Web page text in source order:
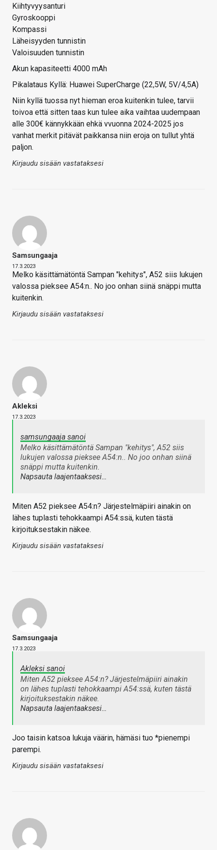
Kiihtyvyysanturi
Gyroskooppi
Kompassi
Läheisyyden tunnistin
Valoisuuden tunnistin
Akun kapasiteetti 4000 mAh
Pikalataus Kyllä: Huawei SuperCharge (22,5W, 5V/4,5A)
Niin kyllä tuossa nyt hieman eroa kuitenkin tulee, tarvii
toivoa että sitten taas kun tulee aika vaihtaa uudempaan
alle 300€ kännykkään ehkä vvuonna 2024-2025 jos
vanhat merkit pitävät paikkansa niin eroja on tullut yhtä
paljon.
Kirjaudu sisään vastataksesi
Samsungaaja
17.3.2023
Melko käsittämätöntä Sampan "kehitys", A52 siis lukujen
valossa pieksee A54:n.. No joo onhan siinä snäppi mutta
kuitenkin.
Kirjaudu sisään vastataksesi
Akleksi
17.3.2023
samsungaaja sanoi
Melko käsittämätöntä Sampan "kehitys", A52 siis
lukujen valossa pieksee A54:n.. No joo onhan siinä
snäppi mutta kuitenkin.
Napsauta laajentaaksesi…
Miten A52 pieksee A54:n? Järjestelmäpiiri ainakin on
lähes tuplasti tehokkaampi A54:ssä, kuten tästä
kirjoituksestakin näkee.
Kirjaudu sisään vastataksesi
Samsungaaja
17.3.2023
Akleksi sanoi
Miten A52 pieksee A54:n? Järjestelmäpiiri ainakin
on lähes tuplasti tehokkaampi A54:ssä, kuten tästä
kirjoituksestakin näkee.
Napsauta laajentaaksesi…
Joo taisin katsoa lukuja väärin, hämäsi tuo *pienempi
parempi.
Kirjaudu sisään vastataksesi